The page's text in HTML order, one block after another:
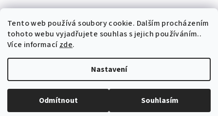
Tento web používá soubory cookie. Dalším procházením
tohoto webu vyjadřujete souhlas s jejich používáním..
Více informacízde.
Nastavení
Odmítnout Souhlasím
Upravit nastavení cookies
Vytvořil Shoptet